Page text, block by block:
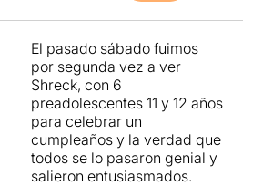
El pasado sábado fuimos
por segunda vez a ver
Shreck, con 6
preadolescentes 11 y 12 años
para celebrar un
cumpleaños y la verdad que
todos se lo pasaron genial y
salieron entusiasmados.